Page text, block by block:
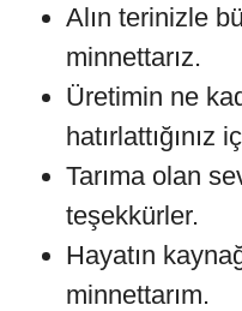
Alın terinizle
minnettarız.
Üretimin ne
hatırlattığınız
Tarıma olan
teşekkürler.
Hayatın
minnettarım.